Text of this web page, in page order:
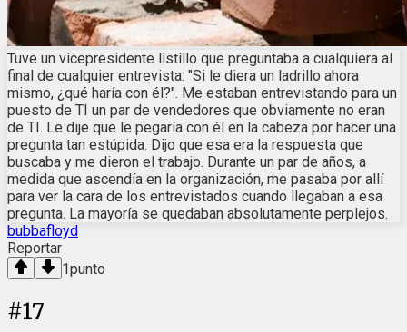
Tuve un vicepresidente listillo que preguntaba a cualquiera al
final de cualquier entrevista: "Si le diera un ladrillo ahora
mismo, ¿qué haría con él?". Me estaban entrevistando para un
puesto de TI un par de vendedores que obviamente no eran
de TI. Le dije que le pegaría con él en la cabeza por hacer una
pregunta tan estúpida. Dijo que esa era la respuesta que
buscaba y me dieron el trabajo. Durante un par de años, a
medida que ascendía en la organización, me pasaba por allí
para ver la cara de los entrevistados cuando llegaban a esa
pregunta. La mayoría se quedaban absolutamente perplejos.
bubbafloyd
Reportar
1punto
#17